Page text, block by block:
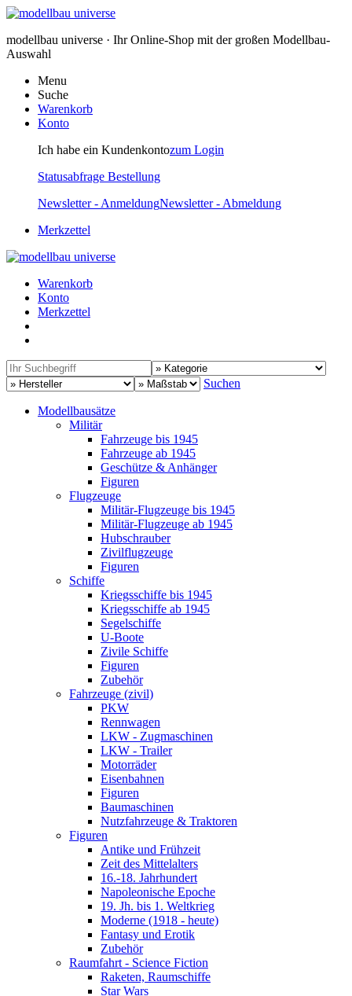
modellbau universe · Ihr Online-Shop mit der großen Modellbau-
Auswahl
Menu
Suche
Warenkorb
Konto
Ich habe ein Kundenkontozum Login
Statusabfrage Bestellung
Newsletter - AnmeldungNewsletter - Abmeldung
Merkzettel
Warenkorb
Konto
Merkzettel
Suchen
Modellbausätze
Militär
Fahrzeuge bis 1945
Fahrzeuge ab 1945
Geschütze & Anhänger
Figuren
Flugzeuge
Militär-Flugzeuge bis 1945
Militär-Flugzeuge ab 1945
Hubschrauber
Zivilflugzeuge
Figuren
Schiffe
Kriegsschiffe bis 1945
Kriegsschiffe ab 1945
Segelschiffe
U-Boote
Zivile Schiffe
Figuren
Zubehör
Fahrzeuge (zivil)
PKW
Rennwagen
LKW - Zugmaschinen
LKW - Trailer
Motorräder
Eisenbahnen
Figuren
Baumaschinen
Nutzfahrzeuge & Traktoren
Figuren
Antike und Frühzeit
Zeit des Mittelalters
16.-18. Jahrhundert
Napoleonische Epoche
19. Jh. bis 1. Weltkrieg
Moderne (1918 - heute)
Fantasy und Erotik
Zubehör
Raumfahrt - Science Fiction
Raketen, Raumschiffe
Star Wars